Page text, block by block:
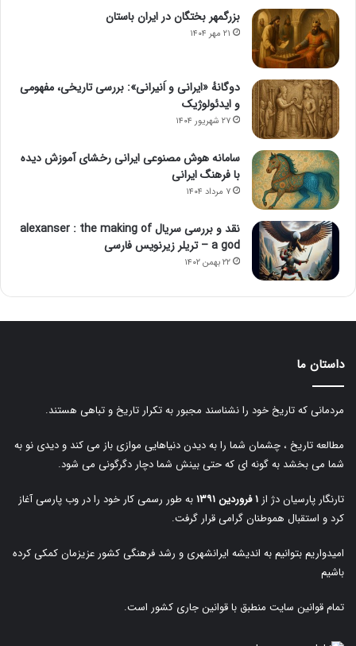
بزرگمهر بختگان در ایران باستان
۲۱ مهر ۱۴۰۴
دوگانهٔ «ایرانی و اَنیرانی»: بررسی تاریخی، مفهومی
و ایدئولوژیک
۲۷ شهریور ۱۴۰۴
سامانه هوش مصنوعی ایرانی رخشای آموزش دیده
با فرهنگ ایرانی
۷ مرداد ۱۴۰۴
نقد و بررسی سریال alexanser : the making of
a god – تریلر زیرنویس فارسی
۲۲ بهمن ۱۴۰۲
داستان ما
مردمانی که تاریخ خود را نشناسند مجبور به تکرار تاریخ و تباهی هستند.
مطالعه تاریخ ، چشمان شما را به دیدن دنیاهایی موازی باز می کند و دیدی نو به
شما می بخشد به گونه ای که حتی بینش شما دچار دگرگونی می شود.
تارنگار پارسیان دژ از ۱ فروردین ۱۳۹۱
به طور رسمی کار خود را در وب پارسی آغاز
کرد و استقبال هموطنان گرامی قرار گرفت.
امیدواریم بتوانیم به اندیشه ایرانشهری و رشد فرهنگی کشور عزیزمان کمکی کرده
باشیم
تمام قوانین سایت منطبق با قوانین جاری کشور است.